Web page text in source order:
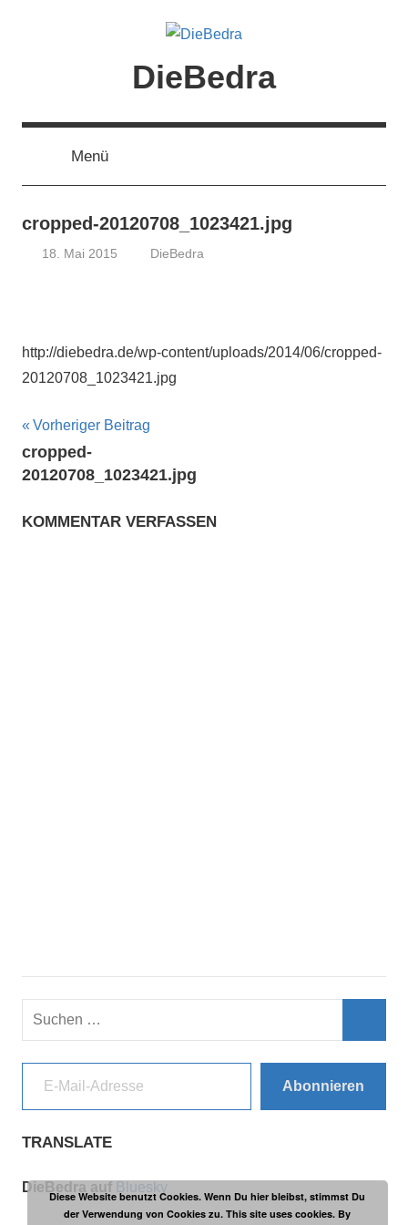
DieBedra
Menü
cropped-20120708_1023421.jpg
18. Mai 2015 DieBedra
http://diebedra.de/wp-content/uploads/2014/06/cropped-
20120708_1023421.jpg
Beitragsnavigation
Vorheriger Beitrag
cropped-
20120708_1023421.jpg
KOMMENTAR VERFASSEN
Suchen
E-Mail-Adresse
Abonnieren
TRANSLATE
DieBedra auf Bluesky
Diese Website benutzt Cookies. Wenn Du hier bleibst, stimmst Du
der Verwendung von Cookies zu. This site uses cookies. By